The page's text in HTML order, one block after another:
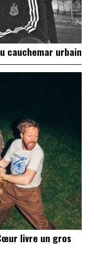
cauchemar urbain
livre un gros